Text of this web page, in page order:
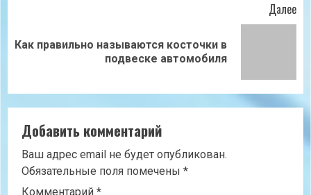
Далее
Следующая
Как правильно называются косточки в
подвеске автомобиля
Добавить комментарий
Ваш адрес email не будет опубликован.
Обязательные поля помечены *
Комментарий *